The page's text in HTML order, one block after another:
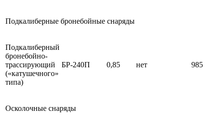
Подкалиберные бронебойные снаряды
Подкалиберный
бронебойно-
трассирующий
(«катушечного»
типа)
БР-240П 0,85 нет 985
Осколочные снаряды